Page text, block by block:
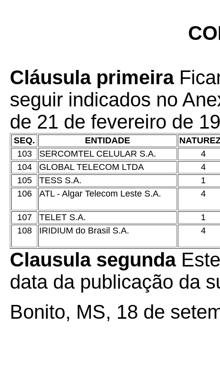
Cláusula primeira
seguir indicados no
de 21 de fevereiro de
SEQ. ENTIDADE
103
SERCOMTEL CELULAR S.A.
4
104
GLOBAL TELECOM LTDA
4
105
TESS S.A.
1
106
ATL - Algar Telecom Leste S.A. 4
107 TELET S.A.
1
108
IRIDIUM do Brasil S.A. 4
Clausula segunda
data da publicação da
Bonito, MS, 18 de